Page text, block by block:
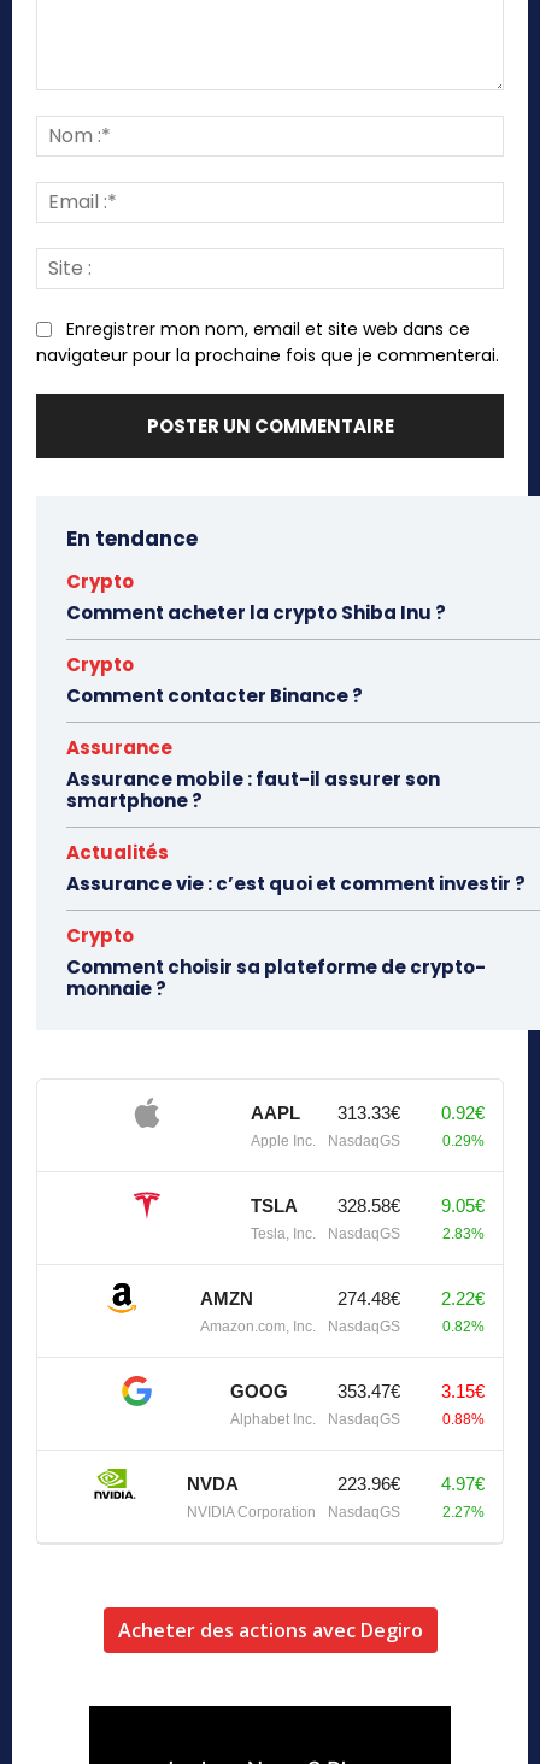
:*
:*
:
Enregistrer mon nom, email et site web dans ce
navigateur pour la prochaine fois que je commenterai.
En tendance
Crypto
Comment acheter la crypto Shiba Inu ?
Crypto
Comment contacter Binance ?
Assurance
Assurance mobile : faut-il assurer son
smartphone ?
Actualités
Assurance vie : c’est quoi et comment investir ?
Crypto
Comment choisir sa plateforme de crypto-
monnaie ?
AAPL
Apple Inc.
313.33€
NasdaqGS
0.92€
0.29%
TSLA
Tesla, Inc.
328.58€
NasdaqGS
9.05€
2.83%
AMZN
Amazon.com, Inc.
274.48€
NasdaqGS
2.22€
0.82%
GOOG
Alphabet Inc.
353.47€
NasdaqGS
3.15€
0.88%
NVDA
NVIDIA Corporation
223.96€
NasdaqGS
4.97€
2.27%
Acheter des actions avec Degiro